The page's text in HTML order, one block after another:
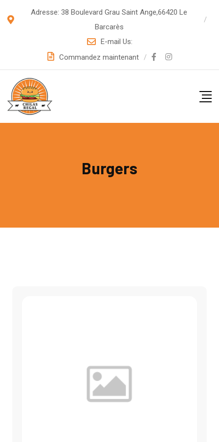
Adresse: 38 Boulevard Grau Saint Ange,66420 Le
Barcarès
E-mail Us:
Commandez maintenant
Burgers